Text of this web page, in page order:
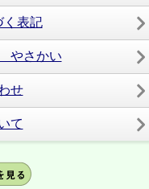
く表記
やさかい
せ
て